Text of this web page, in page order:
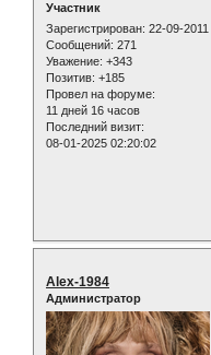
Участник
Зарегистрирован: 22-09-2011
Сообщений: 271
Уважение: +343
Позитив: +185
Провел на форуме:
11 дней 16 часов
Последний визит:
08-01-2025 02:20:02
Alex-1984
Администратор